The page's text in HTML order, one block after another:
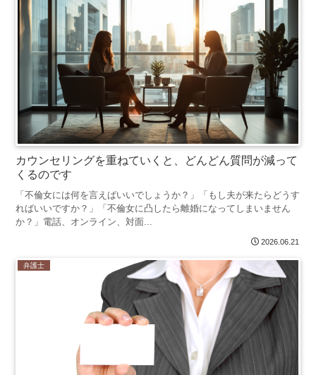
カウンセリングを重ねていくと、どんどん質問が減って
くるのです
「不倫女には何を言えばいいでしょうか？」「もし夫が来たらどうす
ればいいですか？」「不倫女に凸したら離婚になってしまいません
か？」電話、オンライン、対面...
2026.06.21
弁護士